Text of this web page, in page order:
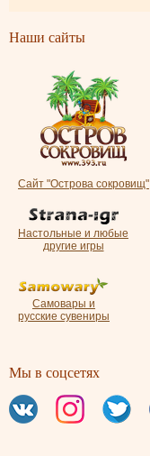
Наши сайты
Сайт "Острова сокровищ"
Настольные и любые
другие игры
Самовары и
русские сувениры
Мы в соцсетях